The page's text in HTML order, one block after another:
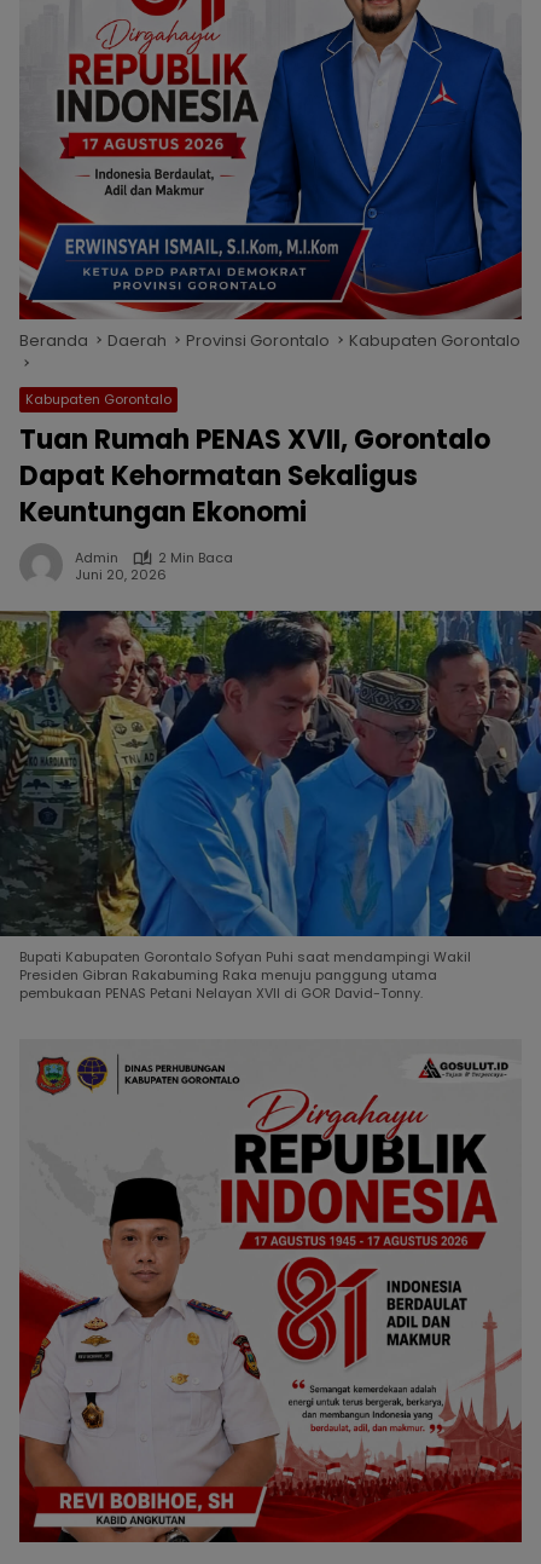
Beranda Daerah Provinsi Gorontalo Kabupaten Gorontalo
Kabupaten Gorontalo
Tuan Rumah PENAS XVII, Gorontalo
Dapat Kehormatan Sekaligus
Keuntungan Ekonomi
Admin
2 Min Baca
Juni 20, 2026
Bupati Kabupaten Gorontalo Sofyan Puhi saat mendampingi Wakil
Presiden Gibran Rakabuming Raka menuju panggung utama
pembukaan PENAS Petani Nelayan XVII di GOR David-Tonny.